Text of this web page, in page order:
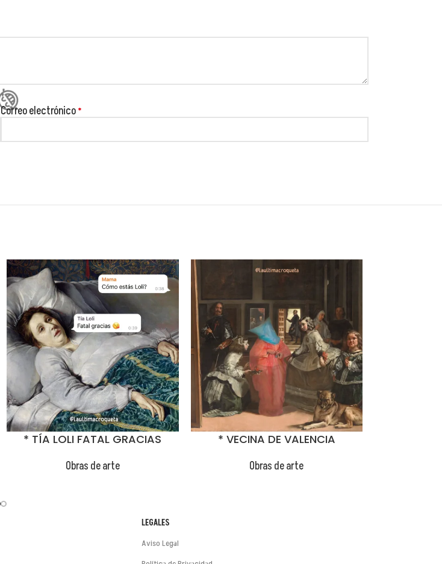
Correo electrónico*
* TÍA LOLI FATAL GRACIAS
Obras de arte
* VECINA DE VALENCIA
Obras de arte
LEGALES
Aviso Legal
😂
😂
😂